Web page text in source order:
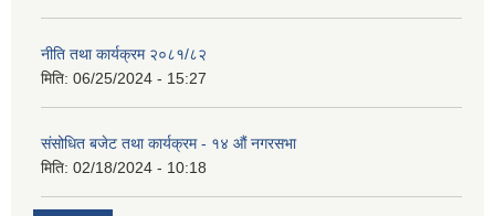
नीति तथा कार्यक्रम २०८१/८२
मिति: 06/25/2024 - 15:27
संसोधित बजेट तथा कार्यक्रम - १४ औं नगरसभा
मिति: 02/18/2024 - 10:18